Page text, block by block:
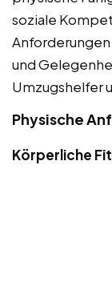
soziale
und
Umzugshelfer
Physische
Körperliche